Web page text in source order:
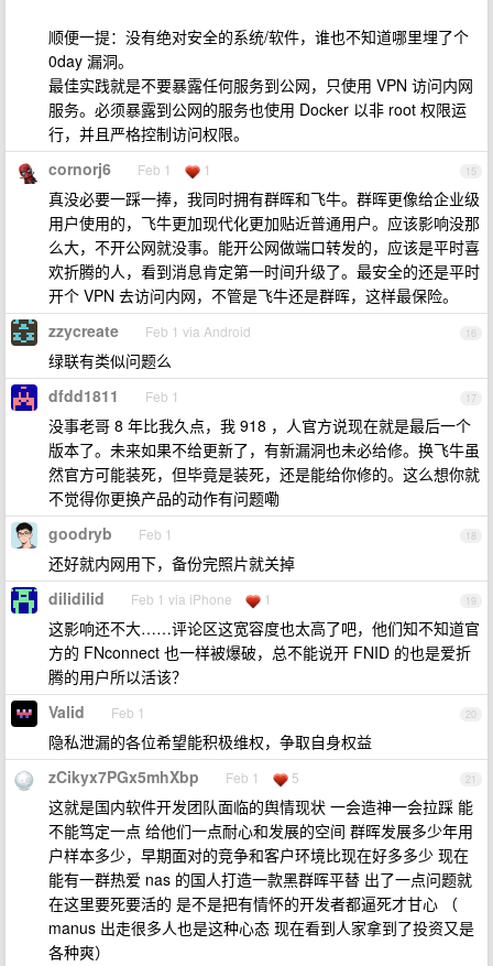
顺便一提：没有绝对安全的系统/软件，谁也不知道哪里埋了个
0day 漏洞。
最佳实践就是不要暴露任何服务到公网，只使用 VPN 访问内网
服务。必须暴露到公网的服务也使用 Docker 以非 root 权限运
行，并且严格控制访问权限。
15
cornorj6 Feb 1 1
真没必要一踩一捧，我同时拥有群晖和飞牛。群晖更像给企业级
用户使用的，飞牛更加现代化更加贴近普通用户。应该影响没那
么大，不开公网就没事。能开公网做端口转发的，应该是平时喜
欢折腾的人，看到消息肯定第一时间升级了。最安全的还是平时
开个 VPN 去访问内网，不管是飞牛还是群晖，这样最保险。
16
zzycreate Feb 1 via Android
绿联有类似问题么
17
dfdd1811 Feb 1
没事老哥 8 年比我久点，我 918 ，人官方说现在就是最后一个
版本了。未来如果不给更新了，有新漏洞也未必给修。换飞牛虽
然官方可能装死，但毕竟是装死，还是能给你修的。这么想你就
不觉得你更换产品的动作有问题嘞
18
goodryb Feb 1
还好就内网用下，备份完照片就关掉
19
dilidilid Feb 1 via iPhone 1
这影响还不大……评论区这宽容度也太高了吧，他们知不知道官
方的 FNconnect 也一样被爆破，总不能说开 FNID 的也是爱折
腾的用户所以活该？
20
Valid Feb 1
隐私泄漏的各位希望能积极维权，争取自身权益
21
zCikyx7PGx5mhXbp Feb 1 5
这就是国内软件开发团队面临的舆情现状 一会造神一会拉踩 能
不能笃定一点 给他们一点耐心和发展的空间 群晖发展多少年用
户样本多少，早期面对的竞争和客户环境比现在好多多少 现在
能有一群热爱 nas 的国人打造一款黑群晖平替 出了一点问题就
在这里要死要活的 是不是把有情怀的开发者都逼死才甘心 （
manus 出走很多人也是这种心态 现在看到人家拿到了投资又是
各种爽）